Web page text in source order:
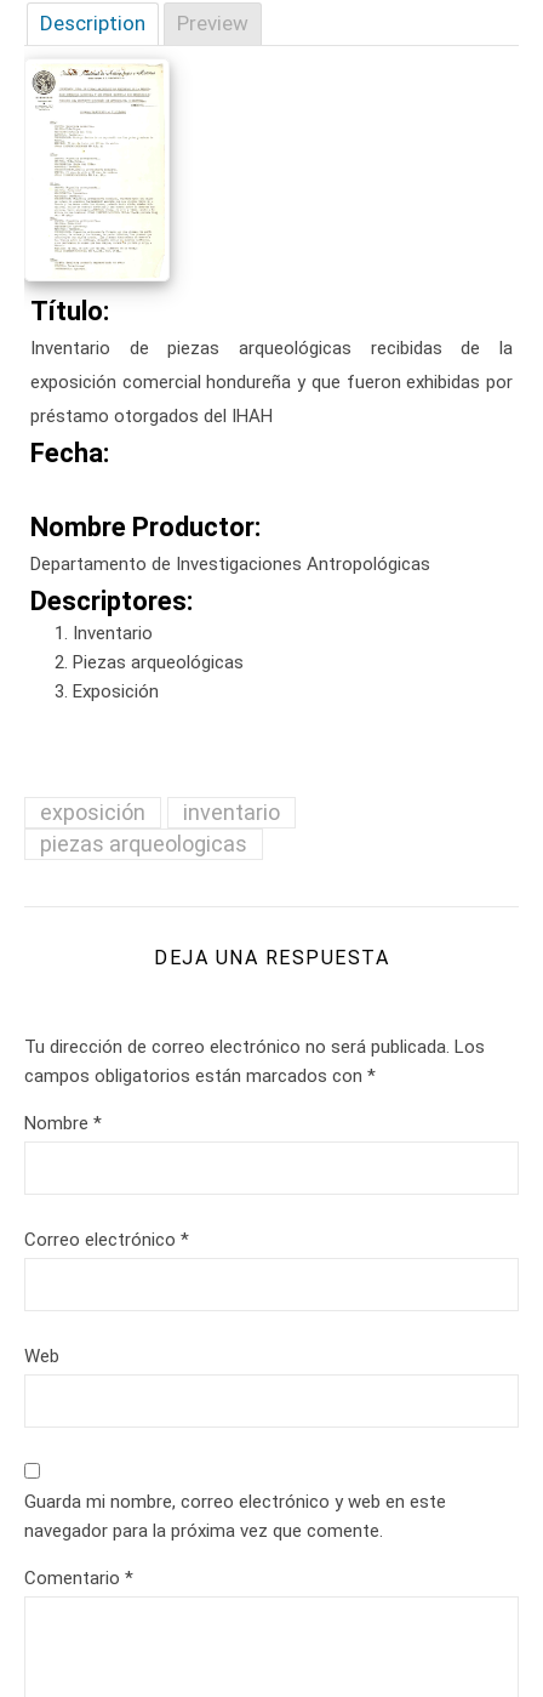
Description Preview
Título:
Inventario de piezas arqueológicas recibidas de la
exposición comercial hondureña y que fueron exhibidas por
préstamo otorgados del IHAH
Fecha:
Nombre Productor:
Departamento de Investigaciones Antropológicas
Descriptores:
Inventario
Piezas arqueológicas
Exposición
exposición
inventario
piezas arqueologicas
DEJA UNA RESPUESTA
Tu dirección de correo electrónico no será publicada. Los
campos obligatorios están marcados con *
Nombre *
Correo electrónico *
Web
Guarda mi nombre, correo electrónico y web en este
navegador para la próxima vez que comente.
Comentario *